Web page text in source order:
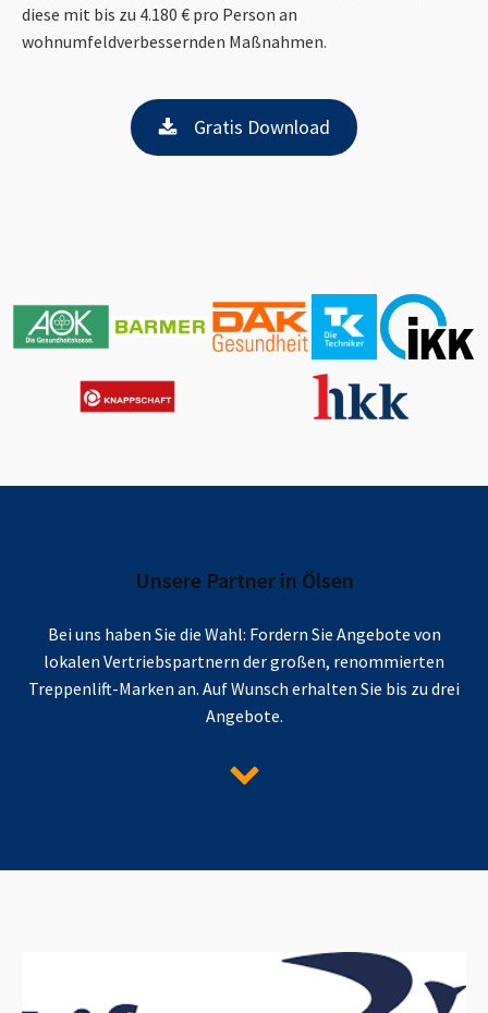
diese mit bis zu 4.180 € pro Person an
wohnumfeldverbessernden Maßnahmen.
Gratis Download
Unsere Partner in Ölsen
Bei uns haben Sie die Wahl: Fordern Sie Angebote von
lokalen Vertriebspartnern der großen, renommierten
Treppenlift-Marken an. Auf Wunsch erhalten Sie bis zu drei
Angebote.